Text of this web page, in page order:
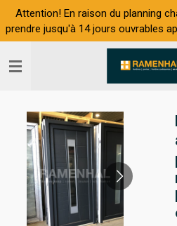
Passer
au
contenu
principal
Attention! En raison du planning
prendre jusqu'à 14 jours ouvrables